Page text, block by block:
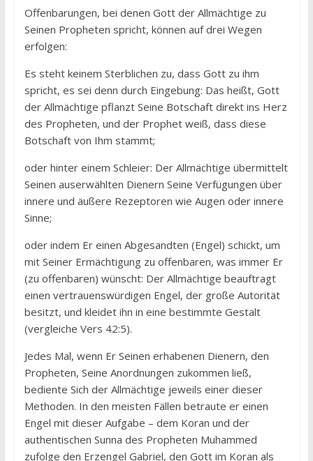
Offenbarungen, bei denen Gott der Allmächtige zu
Seinen Propheten spricht, können auf drei Wegen
erfolgen:
Es steht keinem Sterblichen zu, dass Gott zu ihm
spricht, es sei denn durch Eingebung: Das heißt, Gott
der Allmächtige pflanzt Seine Botschaft direkt ins Herz
des Propheten, und der Prophet weiß, dass diese
Botschaft von Ihm stammt;
oder hinter einem Schleier: Der Allmächtige übermittelt
Seinen auserwählten Dienern Seine Verfügungen über
innere und äußere Rezeptoren wie Augen oder innere
Sinne;
oder indem Er einen Abgesandten (Engel) schickt, um
mit Seiner Ermächtigung zu offenbaren, was immer Er
(zu offenbaren) wünscht: Der Allmächtige beauftragt
einen vertrauenswürdigen Engel, der große Autorität
besitzt, und kleidet ihn in eine bestimmte Gestalt
(vergleiche Vers 42:5).
Jedes Mal, wenn Er Seinen erhabenen Dienern, den
Propheten, Seine Anordnungen zukommen ließ,
bediente Sich der Allmächtige jeweils einer dieser
Methoden. In den meisten Fällen betraute er einen
Engel mit dieser Aufgabe – dem Koran und der
authentischen Sunna des Propheten Muhammed
zufolge den Erzengel Gabriel, den Gott im Koran als